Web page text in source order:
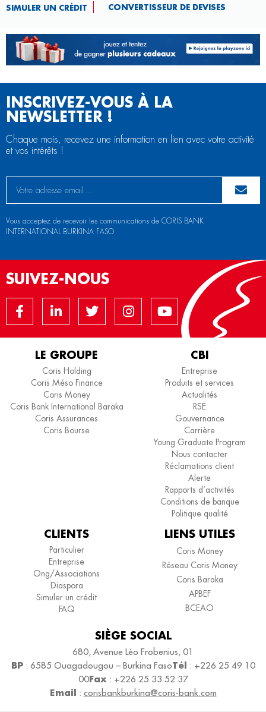
SIMULER UN CRÉDIT CONVERTISSEUR DE DEVISES​
INSCRIVEZ-VOUS À LA
NEWSLETTER !
Chaque mois, recevez une information en lien avec votre activité
et vos intérêts !
Vous acceptez de recevoir les communications de CORIS BANK
INTERNATIONAL BURKINA FASO
SUIVEZ-NOUS
LE GROUPE
Coris Holding
Coris Méso Finance
Coris Money
Coris Bank International Baraka
Coris Assurances
Coris Bourse
CBI
Entreprise
Produits et services
Actualités
RSE
Gouvernance
Carrière
Young Graduate Program
Nous contacter
Réclamations client
Alerte
Rapports d’activités
Conditions de banque
Politique qualité
CLIENTS
Particulier
Entreprise
Ong/Associations
Diaspora
Simuler un crédit
FAQ
LIENS UTILES
Coris Money
Réseau Coris Money
Coris Baraka
APBEF
BCEAO
SIÈGE SOCIAL
680, Avenue Léo Frobenius, 01
BP: 6585 Ouagadougou – Burkina FasoTél : +226 25 49 10
00Fax: +226 25 33 52 37
Email : corisbankburkina@coris-bank.com